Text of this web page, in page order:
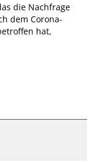
die Nachfrage
dem Corona-
hat,